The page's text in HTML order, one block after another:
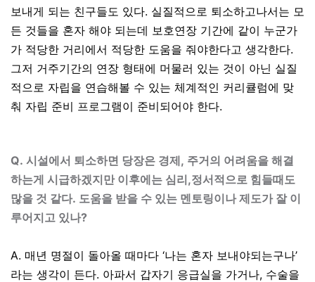
보내게 되는 친구들도 있다. 실질적으로 퇴소하고나서는 모
든 것들을 혼자 해야 되는데 보호연장 기간에 같이 누군가
가 적당한 거리에서 적당한 도움을 줘야한다고 생각한다.
그저 거주기간의 연장 형태에 머물러 있는 것이 아닌 실질
적으로 자립을 연습해볼 수 있는 체계적인 커리큘럼에 맞
춰 자립 준비 프로그램이 준비되어야 한다.
Q. 시설에서 퇴소하면 당장은 경제, 주거의 어려움을 해결
하는게 시급하겠지만 이후에는 심리,정서적으로 힘들때도
많을 것 같다. 도움을 받을 수 있는 멘토링이나 제도가 잘 이
루어지고 있나?
A. 매년 명절이 돌아올 때마다 ‘나는 혼자 보내야되는구나’
라는 생각이 든다. 아파서 갑자기 응급실을 가거나, 수술을